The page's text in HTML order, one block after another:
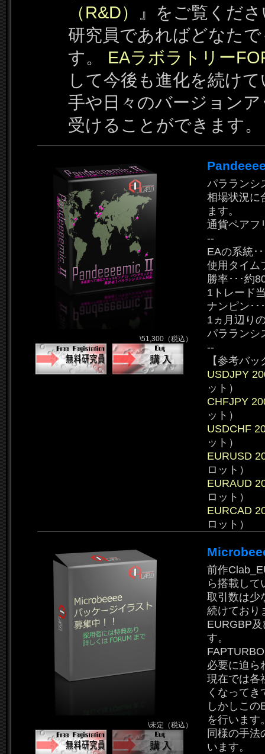
（R&D）
』をご覧くだ
研究員であればどなた
す。 EAラボラトリー
して今後も進化を続け
手や日々のバージョン
受けることができます。
\51,300（税込）
パラランシ
相場状況に
ます。
通貨ペアフ
--
EAの系統･
使用タイム
勝率･･･約
1トレード
ナンピン･･
1ヵ月辺り
パラランシ
--
【参考バ
USDJPY
ット）
CHFJPY
ット）
USDCHF
ット）
EURUSD
ロット）
EURAUD
ロット）
EURCAD
ロット）
\未定（税込）
前作
ら搭載して
取引数は少
続けており
EURGBP
す。
必要に迫ら
現在では各
くなってき
しかしこ
を行います
同様の手
います。